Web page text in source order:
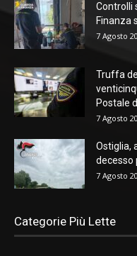
Controlli
Finanza
7 Agosto
Truffa
Postale
7 Agosto
Ostiglia,
decesso
7 Agosto
Categorie Più Lette